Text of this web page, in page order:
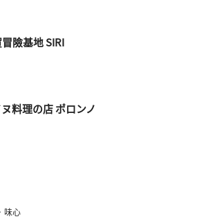
險基地 SIRI
料理の店 ポロンノ
味心